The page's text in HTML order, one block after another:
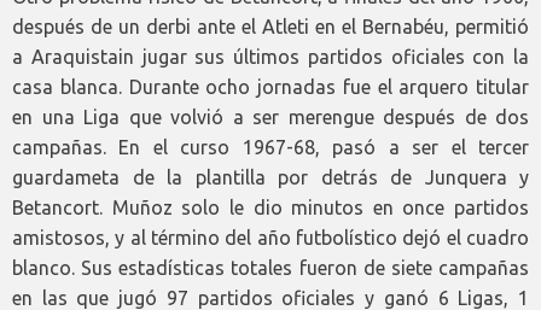
después de un derbi ante el Atleti en el Bernabéu, permitió
a Araquistain jugar sus últimos partidos oficiales con la
casa blanca. Durante ocho jornadas fue el arquero titular
en una Liga que volvió a ser merengue después de dos
campañas. En el curso 1967-68, pasó a ser el tercer
guardameta de la plantilla por detrás de Junquera y
Betancort. Muñoz solo le dio minutos en once partidos
amistosos, y al término del año futbolístico dejó el cuadro
blanco. Sus estadísticas totales fueron de siete campañas
en las que jugó 97 partidos oficiales y ganó 6 Ligas, 1